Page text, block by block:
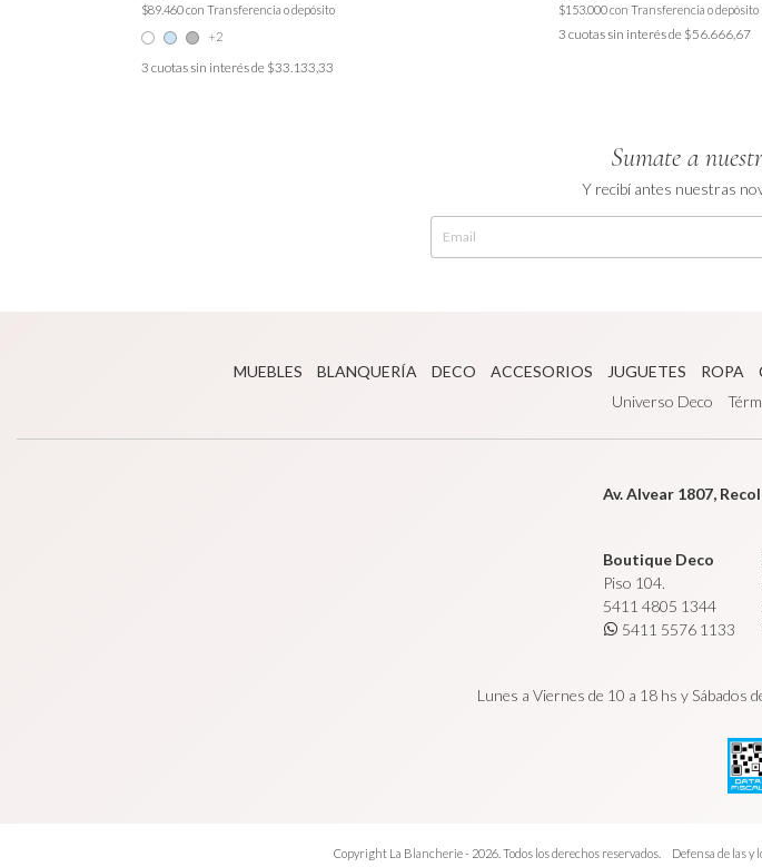
$89.460con Transferencia o depósito
+2
3 cuotas sin interés de $33.133,33
$153.000con Transferencia o depósito
3 cuotas sin interés de $56.666,67
Sumate a
Y recibí antes nuestras
MUEBLES BLANQUERÍA DECO ACCESORIOS JUGUETES ROPA
Universo Deco
Av. Alvear 1807,
Boutique Deco
Piso 104.
5411 4805 1344
5411 5576 1133
Lunes a Viernes de 10 a 18 hs y Sábados
Copyright La Blancherie - 2026. Todos los derechos reservados. Defensa de las y